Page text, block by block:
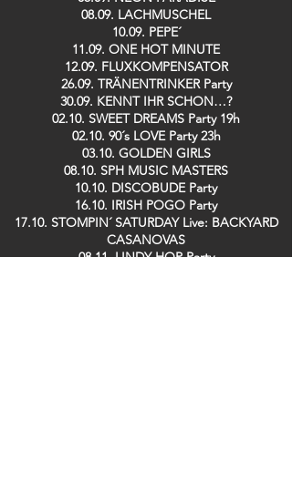
08.09. LACHMUSCHEL
10.09. PEPE´
11.09. ONE HOT MINUTE
12.09. FLUXKOMPENSATOR
26.09. TRÄNENTRINKER Party
30.09. KENNT IHR SCHON…?
02.10. SWEET DREAMS Party 19h
02.10. 90´s LOVE Party 23h
03.10. GOLDEN GIRLS
08.10. SPH MUSIC MASTERS
10.10. DISCOBUDE Party
16.10. IRISH POGO Party
17.10. STOMPIN´ SATURDAY Live: BACKYARD
CASANOVAS
08.11. LINDY HOP Party